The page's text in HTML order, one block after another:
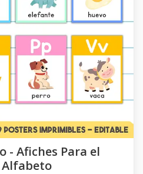
- Afiches Para el
Alfabeto